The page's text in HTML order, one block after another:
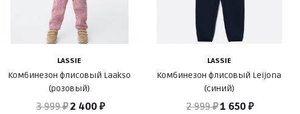
LASSIE
Комбинезон флисовый Laakso
(розовый)
3 999 ₽ 2 400 ₽
LASSIE
Комбинезон флисовый Leijona
(синий)
2 999 ₽1 650 ₽